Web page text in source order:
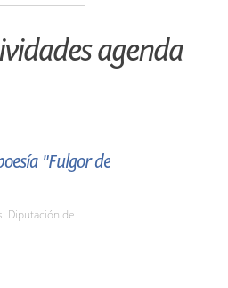
agenda
"Fulgor de
Diputación de